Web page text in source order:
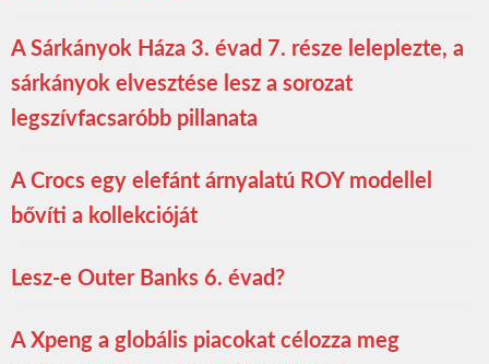
A Sárkányok Háza 3. évad 7. része leleplezte, a
sárkányok elvesztése lesz a sorozat
legszívfacsaróbb pillanata
A Crocs egy elefánt árnyalatú ROY modellel
bővíti a kollekcióját
Lesz-e Outer Banks 6. évad?
A Xpeng a globális piacokat célozza meg